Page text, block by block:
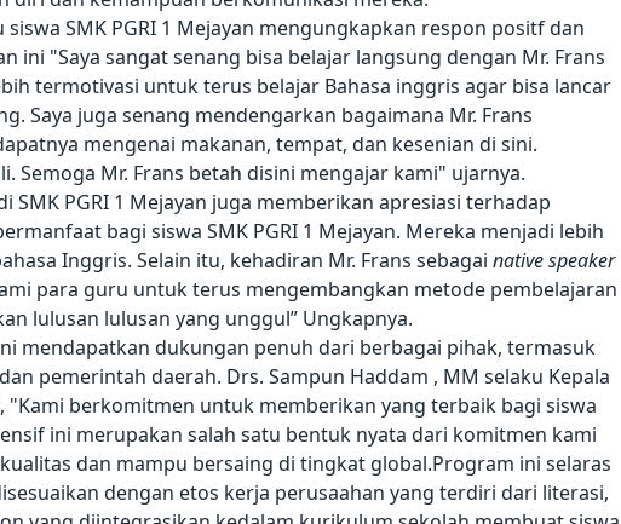
siswa SMK PGRI 1 Mejayan mengungkapkan respon positf dan
ini "Saya sangat senang bisa belajar langsung dengan Mr. Frans
termotivasi untuk terus belajar Bahasa inggris agar bisa lancar
Saya juga senang mendengarkan bagaimana Mr. Frans
mengenai makanan, tempat, dan kesenian di sini.
Semoga Mr. Frans betah disini mengajar kami" ujarnya.
SMK PGRI 1 Mejayan juga memberikan apresiasi terhadap
bagi siswa SMK PGRI 1 Mejayan. Mereka menjadi lebih
Inggris. Selain itu, kehadiran Mr. Frans sebagai native speaker
para guru untuk terus mengembangkan metode pembelajaran
lulusan lulusan yang unggul” Ungkapnya.
mendapatkan dukungan penuh dari berbagai pihak, termasuk
pemerintah daerah. Drs. Sampun Haddam , MM selaku Kepala
"Kami berkomitmen untuk memberikan yang terbaik bagi siswa
ini merupakan salah satu bentuk nyata dari komitmen kami
dan mampu bersaing di tingkat global.Program ini selaras
dengan etos kerja perusaahan yang terdiri dari literasi,